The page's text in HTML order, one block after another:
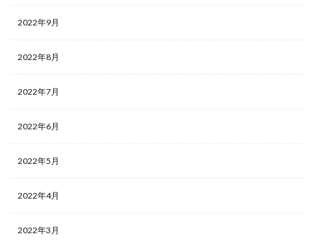
2022年9月
2022年8月
2022年7月
2022年6月
2022年5月
2022年4月
2022年3月